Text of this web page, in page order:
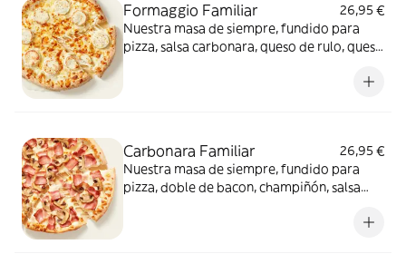
Formaggio Familiar
26,95 €
Nuestra masa de siempre, fundido para
pizza, salsa carbonara, queso de rulo, queso
cheddar, gouda, emmental , mozzarella y
Carbonara Familiar
26,95 €
Nuestra masa de siempre, fundido para
pizza, doble de bacon, champiñón, salsa